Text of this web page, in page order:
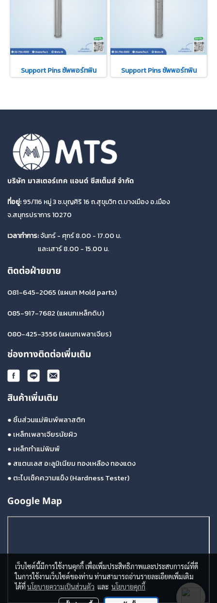
Support Pins ซัพพอร์ทพิน Support Pins ซัพพอร์ทพิน
บริษัท มาสเตอร์เทค แอนด์ ซีสเต็มส์ จำกัด
ที่อยู่:95/116 หมู่ 3 ซ.บุญศิริ 16 ถ.สุขุมวิท ต.บางเมือง อ.เมือง
จ.สมุทรปราการ 10270
เวลาทำการ:จันทร์ - ศุกร์ 8.00 - 17.00 น.
และเสาร์ 8.00 - 15.00 น.
ติดต่อฝ่ายขาย
081-645-2065 (แผนก Mold parts)
085-917-7682 (แผนกเหล็กดิบ)
080-425-3556(แผนกเพลาเจียร)
ช่องทางติดต่อเพิ่มเติม
สินค้าเพิ่มเติม
● ชิ้นส่วนแม่พิมพ์พลาสติก
● เหล็กเพลาเจียรนัยผิว
● เหล็กทำแม่พิมพ์
● สแตนเลส อะลูมิเนียม ทองเหลือง ทองแดง
● ตะไบเช็คความแข็ง (Hardness Tester)
Google Map
เว็บไซต์นี้มีการใช้งานคุกกี้ เพื่อเพิ่มประสิทธิภาพและประสบการณ์ที่ดี
ในการใช้งานเว็บไซต์ของท่าน ท่านสามารถอ่านรายละเอียดเพิ่มเติม
ได้ที่นโยบายความเป็นส่วนตัว และ นโยบายคุกกี้